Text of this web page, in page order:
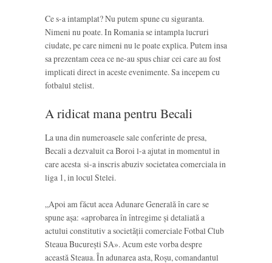
Ce s-a intamplat? Nu putem spune cu siguranta.
Nimeni nu poate. In Romania se intampla lucruri
ciudate, pe care nimeni nu le poate explica. Putem insa
sa prezentam ceea ce ne-au spus chiar cei care au fost
implicati direct in aceste evenimente. Sa incepem cu
fotbalul stelist.
A ridicat mana pentru Becali
La una din numeroasele sale conferinte de presa,
Becali a dezvaluit ca Boroi l-a ajutat in momentul in
care acesta si-a inscris abuziv societatea comerciala in
liga 1, in locul Stelei.
„Apoi am făcut acea Adunare Generală în care se
spune aşa: «aprobarea în întregime şi detaliată a
actului constitutiv a societăţii comerciale Fotbal Club
Steaua Bucureşti SA». Acum este vorba despre
această Steaua. În adunarea asta, Roşu, comandantul